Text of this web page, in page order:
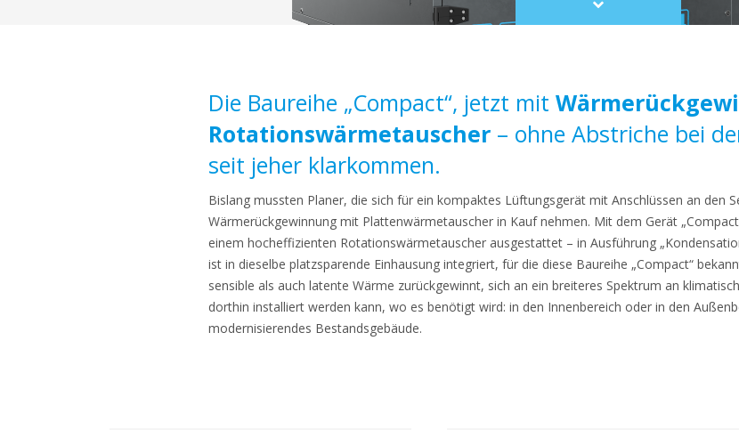
Scroll
to
Die Baureihe „Compact“, jetzt mit
Rotationswärmetauscher– ohne Abstriche bei
seit jeher klarkommen.
Bislang mussten Planer, die sich für ein kompaktes Lüftungsgerät mit Anschlüssen an den
Wärmerückgewinnung mit Plattenwärmetauscher in Kauf nehmen. Mit dem Gerät
einem hocheffizienten Rotationswärmetauscher ausgestattet – in Ausführung
ist in dieselbe platzsparende Einhausung integriert, für die diese Baureihe „Compact“
sensible als auch latente Wärme zurückgewinnt, sich an ein breiteres Spektrum an
dorthin installiert werden kann, wo es benötigt wird: in den Innenbereich oder in den
modernisierendes Bestandsgebäude.